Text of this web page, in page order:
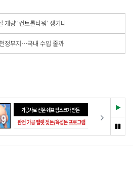
하
기
개량 ‘컨트롤타워’ 생기나
정부지…국내 수입 줄까
재
생
멈
춤